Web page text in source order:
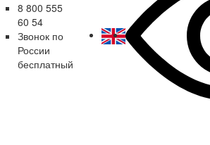
8 800 555
60 54
Звонок по
России
бесплатный